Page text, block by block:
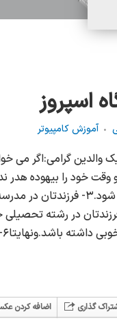
اسپروز
آموزش کامپیوتر
نحوی شکوفا شود.۳-
داشته باشد.ونهایتا۶- انسان
اضافه کردن گذاری